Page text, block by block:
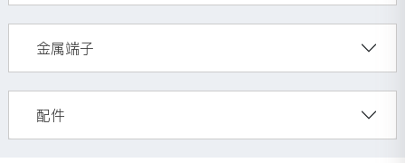
金属端子
配件